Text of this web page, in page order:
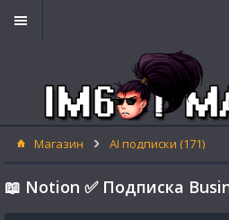
Магазин AI подписки (171)
📖 Notion ✅ Подписка